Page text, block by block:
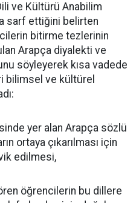
ve Kültürü Anabilim
sarf ettiğini belirten
bitirme tezlerinin
Arapça diyalekti ve
söyleyerek kısa vadede
bilimsel ve kültürel
yer alan Arapça sözlü
ortaya çıkarılması için
edilmesi,
öğrencilerin bu dillere